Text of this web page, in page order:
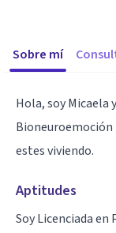
Sobre mí
Hola, soy Micaela
Bioneuroemoción
estes viviendo.
Aptitudes
Soy Licenciada